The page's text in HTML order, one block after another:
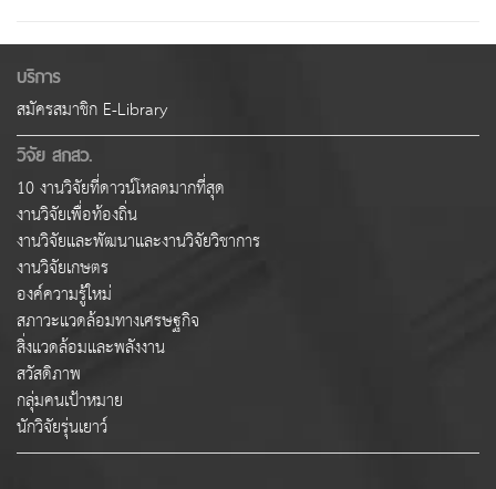
บริการ
สมัครสมาชิก E-Library
วิจัย สกสว.
10 งานวิจัยที่ดาวน์โหลดมากที่สุด
งานวิจัยเพื่อท้องถิ่น
งานวิจัยและพัฒนาและงานวิจัยวิชาการ
งานวิจัยเกษตร
องค์ความรู้ใหม่
สภาวะแวดล้อมทางเศรษฐกิจ
สิ่งแวดล้อมและพลังงาน
สวัสดิภาพ
กลุ่มคนเป้าหมาย
นักวิจัยรุ่นเยาว์